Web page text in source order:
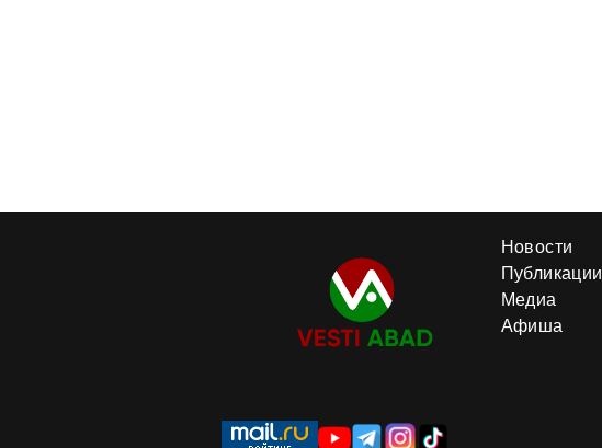
Новости
Публикации
Медиа
Афиша